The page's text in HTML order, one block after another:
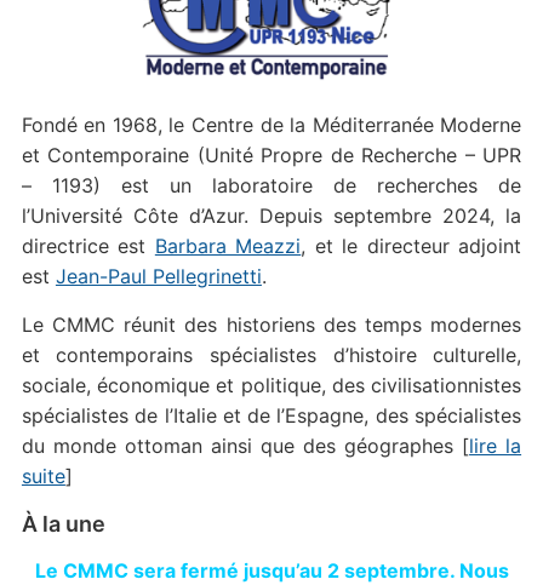
Fondé en 1968, le Centre de la Méditerranée Moderne
et Contemporaine (Unité Propre de Recherche – UPR
– 1193) est un laboratoire de recherches de
l’Université Côte d’Azur. Depuis septembre 2024, la
directrice est Barbara Meazzi, et le directeur adjoint
est Jean-Paul Pellegrinetti.
Le CMMC réunit des historiens des temps modernes
et contemporains spécialistes d’histoire culturelle,
sociale, économique et politique, des civilisationnistes
spécialistes de l’Italie et de l’Espagne, des spécialistes
du monde ottoman ainsi que des géographes [lire la
suite]
À la une
Le CMMC sera fermé jusqu’au 2 septembre. Nous